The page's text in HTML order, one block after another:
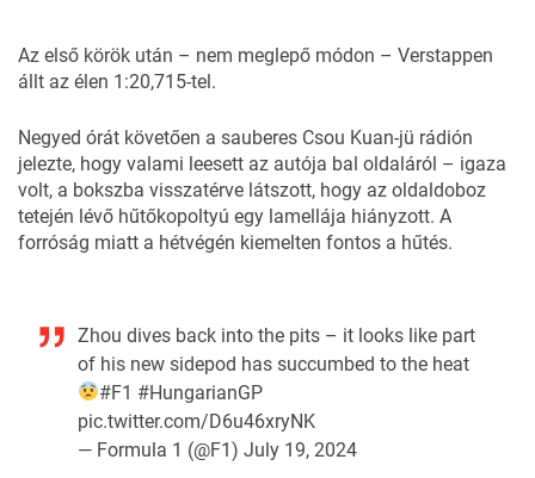
Az első körök után – nem meglepő módon – Verstappen
állt az élen 1:20,715-tel.
Negyed órát követően a sauberes Csou Kuan-jü rádión
jelezte, hogy valami leesett az autója bal oldaláról – igaza
volt, a bokszba visszatérve látszott, hogy az oldaldoboz
tetején lévő hűtőkopoltyú egy lamellája hiányzott. A
forróság miatt a hétvégén kiemelten fontos a hűtés.
Zhou dives back into the pits – it looks like part
of his new sidepod has succumbed to the heat
#F1 #HungarianGP
pic.twitter.com/D6u46xryNK
— Formula 1 (@F1) July 19, 2024